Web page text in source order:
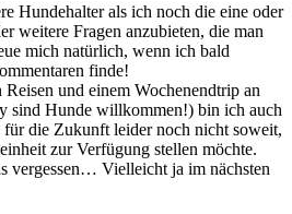
Hundehalter als ich noch die eine oder
weitere Fragen anzubieten, die man
mich natürlich, wenn ich bald
finde!
und einem Wochenendtrip an
sind Hunde willkommen!) bin ich auch
die Zukunft leider noch nicht soweit,
zur Verfügung stellen möchte.
vergessen… Vielleicht ja im nächsten